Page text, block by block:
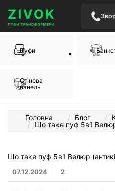
Пуфи
Стінова
панель
Головна Блог
Що таке пуф 5в1 Велюр
Що таке пуф 5в1 Велюр
07.12.2024 2